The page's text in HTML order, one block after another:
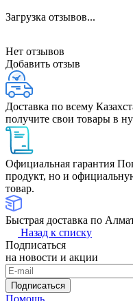
Загрузка отзывов...
Нет отзывов
Добавить отзыв
Доставка по всему
получите свои товары в
Официальная гарантия
продукт, но и
товар.
Быстрая доставка по
Назад к списку
Подписаться
на новости и акции
Подписаться
Помощь